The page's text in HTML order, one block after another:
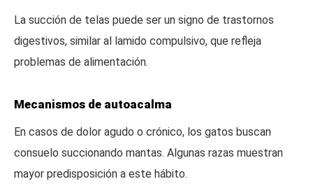
La succión de telas puede ser un signo de trastornos
digestivos, similar al lamido compulsivo, que refleja
problemas de alimentación.
Mecanismos de autoacalma
En casos de dolor agudo o crónico, los gatos buscan
consuelo succionando mantas. Algunas razas muestran
mayor predisposición a este hábito.